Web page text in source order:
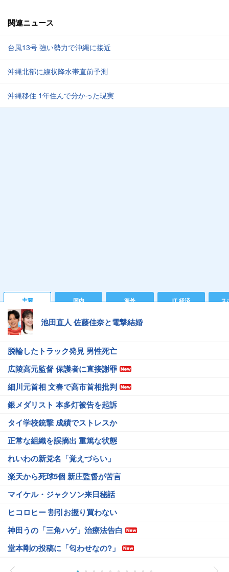
関連ニュース
台風13号 強い勢力で沖縄に接近
沖縄北部に線状降水帯直前予測
沖縄移住 1年住んで分かった現実
主要 国内 海外 IT 経済 ス
池田直人 佐藤佳奈と電撃結婚
脱輪したトラック発見 男性死亡
広陵高元監督 保護者に直接謝罪
細川元首相 文春で高市首相批判
銀メダリスト 本多灯被告を起訴
タイ学校銃撃 成績でストレスか
正常な組織を誤摘出 重篤な状態
れいわの新党名「覚えづらい」
楽天から死球5個 新庄監督が苦言
マイケル・ジャクソン来日秘話
ヒコロヒー 割引お握り買わない
神田うの「三角ハゲ」治療法告白
堂本剛の投稿に「匂わせなの?」